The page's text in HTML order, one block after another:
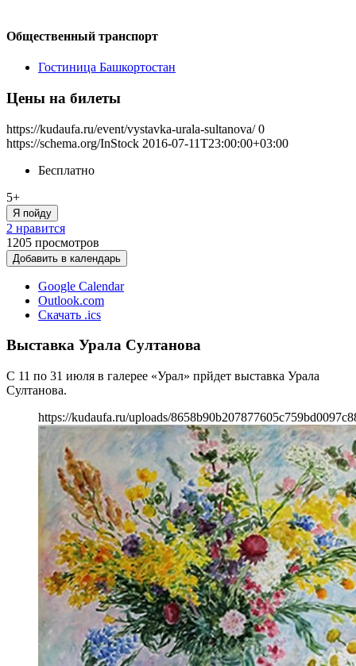
Общественный транспорт
Гостиница Башкортостан
Цены на билеты
https://kudaufa.ru/event/vystavka-urala-sultanova/ 0
https://schema.org/InStock 2016-07-11T23:00:00+03:00
Бесплатно
5+
Я пойду
2 нравится
1205 просмотров
Добавить в календарь
Google Calendar
Outlook.com
Скачать .ics
Выставка Урала Султанова
С 11 по 31 июля в галерее «Урал» прйдет выставка Урала
Султанова.
https://kudaufa.ru/uploads/